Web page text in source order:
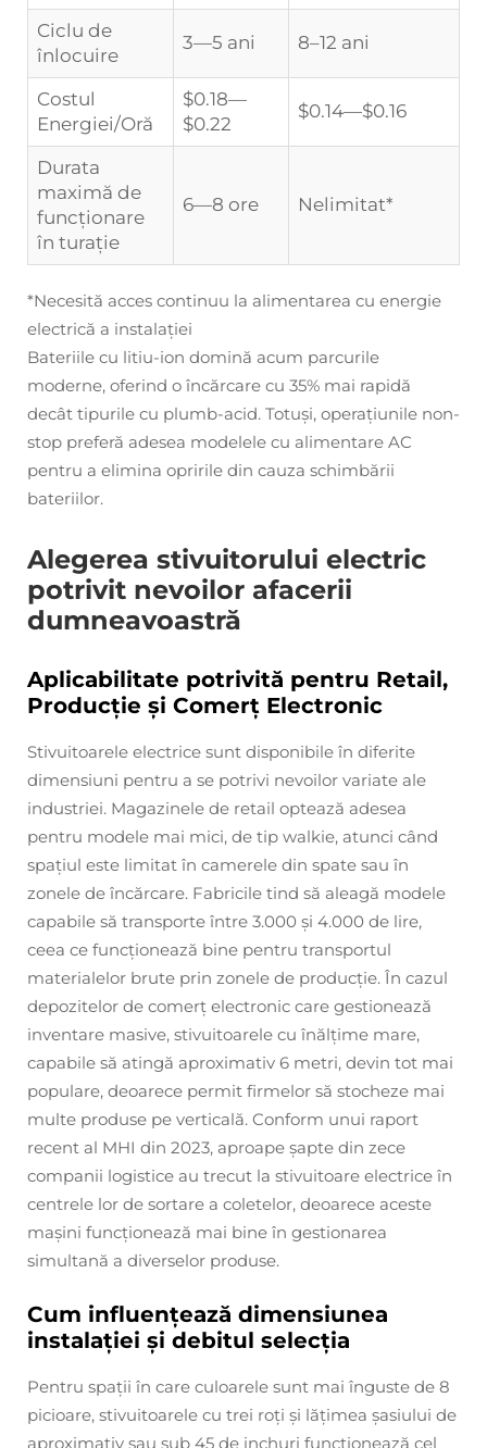
Ciclu de
înlocuire
3—5 ani 8–12 ani
Costul
Energiei/Oră
$0.18—
$0.22
$0.14—$0.16
Durata
maximă de
funcționare
în turație
6—8 ore Nelimitat*
*Necesită acces continuu la alimentarea cu energie
electrică a instalației
Bateriile cu litiu-ion domină acum parcurile
moderne, oferind o încărcare cu 35% mai rapidă
decât tipurile cu plumb-acid. Totuși, operațiunile non-
stop preferă adesea modelele cu alimentare AC
pentru a elimina opririle din cauza schimbării
bateriilor.
Alegerea stivuitorului electric
potrivit nevoilor afacerii
dumneavoastră
Aplicabilitate potrivită pentru Retail,
Producție și Comerț Electronic
Stivuitoarele electrice sunt disponibile în diferite
dimensiuni pentru a se potrivi nevoilor variate ale
industriei. Magazinele de retail optează adesea
pentru modele mai mici, de tip walkie, atunci când
spațiul este limitat în camerele din spate sau în
zonele de încărcare. Fabricile tind să aleagă modele
capabile să transporte între 3.000 și 4.000 de lire,
ceea ce funcționează bine pentru transportul
materialelor brute prin zonele de producție. În cazul
depozitelor de comerț electronic care gestionează
inventare masive, stivuitoarele cu înălțime mare,
capabile să atingă aproximativ 6 metri, devin tot mai
populare, deoarece permit firmelor să stocheze mai
multe produse pe verticală. Conform unui raport
recent al MHI din 2023, aproape șapte din zece
companii logistice au trecut la stivuitoare electrice în
centrele lor de sortare a coletelor, deoarece aceste
mașini funcționează mai bine în gestionarea
simultană a diverselor produse.
Cum influențează dimensiunea
instalației și debitul selecția
Pentru spații în care culoarele sunt mai înguste de 8
picioare, stivuitoarele cu trei roți și lățimea șasiului de
aproximativ sau sub 45 de inchuri funcționează cel